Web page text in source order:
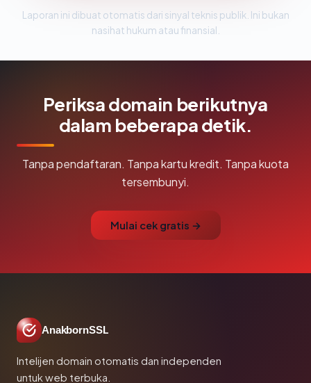
Laporan ini dibuat otomatis dari sinyal teknis publik. Ini bukan
nasihat hukum atau finansial.
Periksa domain berikutnya
dalam beberapa detik.
Tanpa pendaftaran. Tanpa kartu kredit. Tanpa kuota
tersembunyi.
Mulai cek gratis →
AnakbornSSL
Intelijen domain otomatis dan independen
untuk web terbuka.